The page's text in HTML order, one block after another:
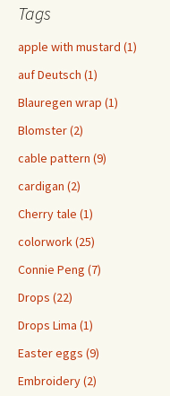
Tags
apple with mustard (1)
auf Deutsch (1)
Blauregen wrap (1)
Blomster (2)
cable pattern (9)
cardigan (2)
Cherry tale (1)
colorwork (25)
Connie Peng (7)
Drops (22)
Drops Lima (1)
Easter eggs (9)
Embroidery (2)